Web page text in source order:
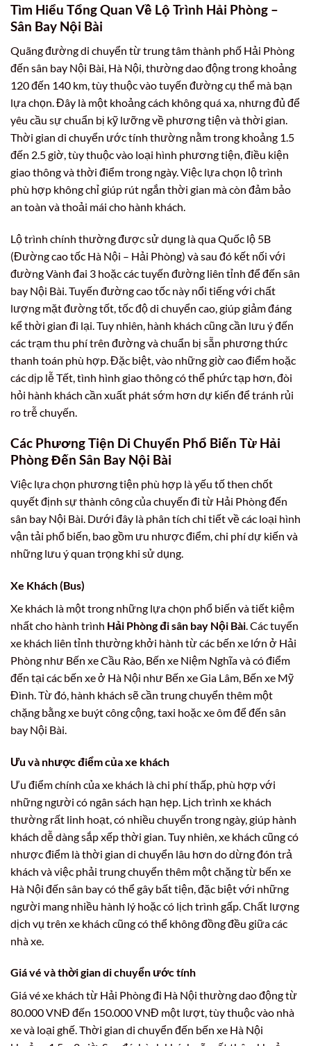
Tìm Hiểu Tổng Quan Về Lộ Trình Hải Phòng –
Sân Bay Nội Bài
Quãng đường di chuyển từ trung tâm thành phố Hải Phòng
đến sân bay Nội Bài, Hà Nội, thường dao động trong khoảng
120 đến 140 km, tùy thuộc vào tuyến đường cụ thể mà bạn
lựa chọn. Đây là một khoảng cách không quá xa, nhưng đủ để
yêu cầu sự chuẩn bị kỹ lưỡng về phương tiện và thời gian.
Thời gian di chuyển ước tính thường nằm trong khoảng 1.5
đến 2.5 giờ, tùy thuộc vào loại hình phương tiện, điều kiện
giao thông và thời điểm trong ngày. Việc lựa chọn lộ trình
phù hợp không chỉ giúp rút ngắn thời gian mà còn đảm bảo
an toàn và thoải mái cho hành khách.
Lộ trình chính thường được sử dụng là qua Quốc lộ 5B
(Đường cao tốc Hà Nội – Hải Phòng) và sau đó kết nối với
đường Vành đai 3 hoặc các tuyến đường liên tỉnh để đến sân
bay Nội Bài. Tuyến đường cao tốc này nổi tiếng với chất
lượng mặt đường tốt, tốc độ di chuyển cao, giúp giảm đáng
kể thời gian đi lại. Tuy nhiên, hành khách cũng cần lưu ý đến
các trạm thu phí trên đường và chuẩn bị sẵn phương thức
thanh toán phù hợp. Đặc biệt, vào những giờ cao điểm hoặc
các dịp lễ Tết, tình hình giao thông có thể phức tạp hơn, đòi
hỏi hành khách cần xuất phát sớm hơn dự kiến để tránh rủi
ro trễ chuyến.
Các Phương Tiện Di Chuyển Phổ Biến Từ Hải
Phòng Đến Sân Bay Nội Bài
Việc lựa chọn phương tiện phù hợp là yếu tố then chốt
quyết định sự thành công của chuyến đi từ Hải Phòng đến
sân bay Nội Bài. Dưới đây là phân tích chi tiết về các loại hình
vận tải phổ biến, bao gồm ưu nhược điểm, chi phí dự kiến và
những lưu ý quan trọng khi sử dụng.
Xe Khách (Bus)
Xe khách là một trong những lựa chọn phổ biến và tiết kiệm
nhất cho hành trình Hải Phòng đi sân bay Nội Bài . Các tuyến
xe khách liên tỉnh thường khởi hành từ các bến xe lớn ở Hải
Phòng như Bến xe Cầu Rào, Bến xe Niệm Nghĩa và có điểm
đến tại các bến xe ở Hà Nội như Bến xe Gia Lâm, Bến xe Mỹ
Đình. Từ đó, hành khách sẽ cần trung chuyển thêm một
chặng bằng xe buýt công cộng, taxi hoặc xe ôm để đến sân
bay Nội Bài.
Ưu và nhược điểm của xe khách
Ưu điểm chính của xe khách là chi phí thấp, phù hợp với
những người có ngân sách hạn hẹp. Lịch trình xe khách
thường rất linh hoạt, có nhiều chuyến trong ngày, giúp hành
khách dễ dàng sắp xếp thời gian. Tuy nhiên, xe khách cũng có
nhược điểm là thời gian di chuyển lâu hơn do dừng đón trả
khách và việc phải trung chuyển thêm một chặng từ bến xe
Hà Nội đến sân bay có thể gây bất tiện, đặc biệt với những
người mang nhiều hành lý hoặc có lịch trình gấp. Chất lượng
dịch vụ trên xe khách cũng có thể không đồng đều giữa các
nhà xe.
Giá vé và thời gian di chuyển ước tính
Giá vé xe khách từ Hải Phòng đi Hà Nội thường dao động từ
80.000 VNĐ đến 150.000 VNĐ một lượt, tùy thuộc vào nhà
xe và loại ghế. Thời gian di chuyển đến bến xe Hà Nội